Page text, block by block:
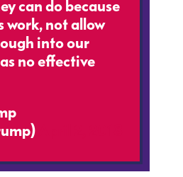
can do because
work, not allow
into our
no effective